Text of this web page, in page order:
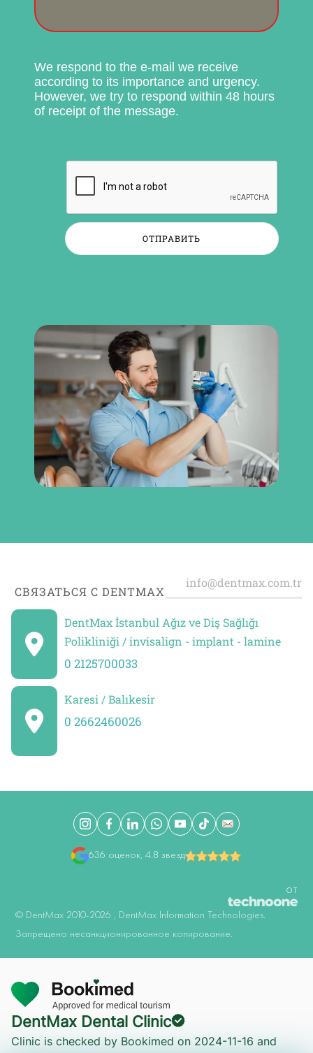
We respond to the e-mail we receive
according to its importance and urgency.
However, we try to respond within 48 hours
of receipt of the message.
ОТПРАВИТЬ
СВЯЗАТЬСЯ С DENTMAX
DentMax İstanbul Ağız ve Diş Sağlığı
Polikliniği / invisalign - implant - lamine
0 2125700033
Karesi / Balıkesir
0 2662460026
Онлайн осмотр
Онлайн запись на прием
636 оценок, 4.8 звезд
©️ DentMax 2010-2026 , DentMax Information Technologies.
Запрещено несанкционированное копирование.
ОТ
DentMax Dental Clinic
Clinic is checked by Bookimed on 2024-11-16 and